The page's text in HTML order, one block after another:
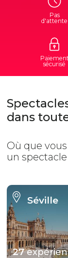
Pas
d'attente
sécurisé
dans
Où que
un
Séville
27